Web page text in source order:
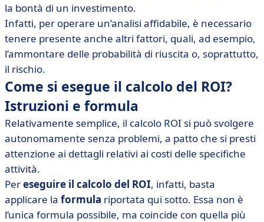
la bontà di un investimento.
Infatti, per operare un’analisi affidabile, è necessario
tenere presente anche altri fattori, quali, ad esempio,
l’ammontare delle probabilità di riuscita o, soprattutto,
il rischio.
Come si esegue il calcolo del ROI?
Istruzioni e formula
Relativamente semplice, il calcolo ROI si può svolgere
autonomamente senza problemi, a patto che si presti
attenzione ai dettagli relativi ai costi delle specifiche
attività.
Pereseguire il calcolo del ROI, infatti, basta
applicare la formula riportata qui sotto. Essa non è
l’unica formula possibile, ma coincide con quella più